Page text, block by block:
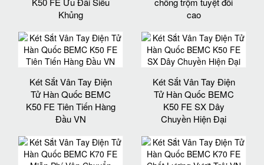
Khủng
cao
Két Sắt Vân Tay Điện
Tử Hàn Quốc BEMC
K50 FE Tiên Tiến Hàng
Đầu VN
Két Sắt Vân Tay Điện
Tử Hàn Quốc BEMC
K50 FE SX Dây
Chuyền Hiện Đại